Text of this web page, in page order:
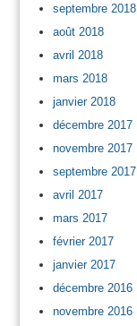
septembre 2018
août 2018
avril 2018
mars 2018
janvier 2018
décembre 2017
novembre 2017
septembre 2017
avril 2017
mars 2017
février 2017
janvier 2017
décembre 2016
novembre 2016